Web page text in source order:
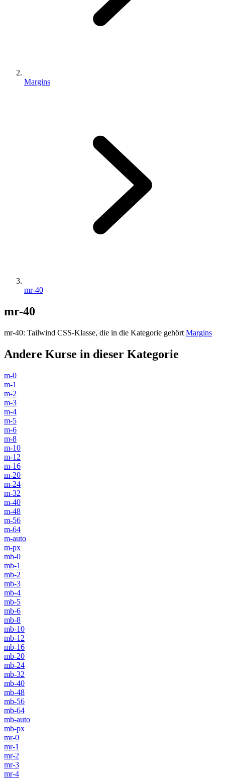
Margins
mr-40
mr-40
mr-40: Tailwind CSS-Klasse, die in die Kategorie gehört Margins
Andere Kurse in dieser Kategorie
m-0
m-1
m-2
m-3
m-4
m-5
m-6
m-8
m-10
m-12
m-16
m-20
m-24
m-32
m-40
m-48
m-56
m-64
m-auto
m-px
mb-0
mb-1
mb-2
mb-3
mb-4
mb-5
mb-6
mb-8
mb-10
mb-12
mb-16
mb-20
mb-24
mb-32
mb-40
mb-48
mb-56
mb-64
mb-auto
mb-px
mr-0
mr-1
mr-2
mr-3
mr-4